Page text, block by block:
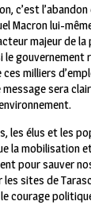
c’est
Macron lui-
majeur de
le gouvernement
milliers
sera
les élus et les
la mobilisation
pour sauver
sites de
courage